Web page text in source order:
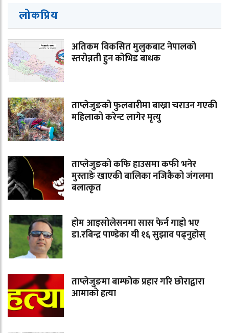
लोकप्रिय
अतिकम विकसित मुलुकबाट नेपालको
स्तरोन्नती हुन कोभिड बाधक
ताप्लेजुङको फुलबारीमा बाख्रा चराउन गएकी
महिलाको करेन्ट लागेर मृत्यु
ताप्लेजुङको कफि हाउसमा कफी भनेर
मुस्ताङे खाएकी बालिका नजिकैको जंगलमा
बलात्कृत
होम आइसोलेसनमा सास फेर्न गाह्रो भए
डा.रबिन्द्र पाण्डेका यी १६ सुझाव पढ्नुहोस्
ताप्लेजुङमा बाम्फोक प्रहार गरि छोराद्वारा
आमाको हत्या